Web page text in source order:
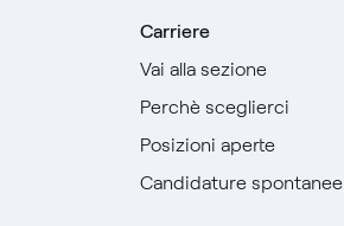
Carriere
Vai alla sezione
Perchè sceglierci
Posizioni aperte
Candidature spontanee